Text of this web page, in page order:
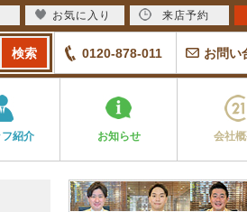
0120-878-011 お問い
紹介 お知らせ 会社
お気に入り 来店予約